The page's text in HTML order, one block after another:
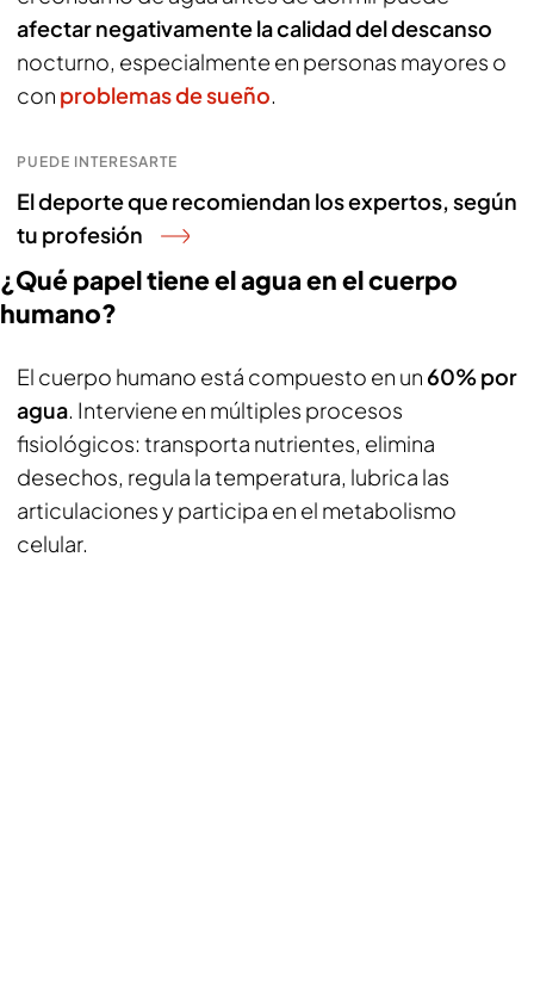
afectar negativamente la calidad del descanso
nocturno, especialmente en personas mayores o
con problemas de sueño.
PUEDE INTERESARTE
El deporte que recomiendan los expertos, según
tu profesión
¿Qué papel tiene el agua en el cuerpo
humano?
El cuerpo humano está compuesto en un 60% por
agua. Interviene en múltiples procesos
fisiológicos: transporta nutrientes, elimina
desechos, regula la temperatura, lubrica las
articulaciones y participa en el metabolismo
celular.